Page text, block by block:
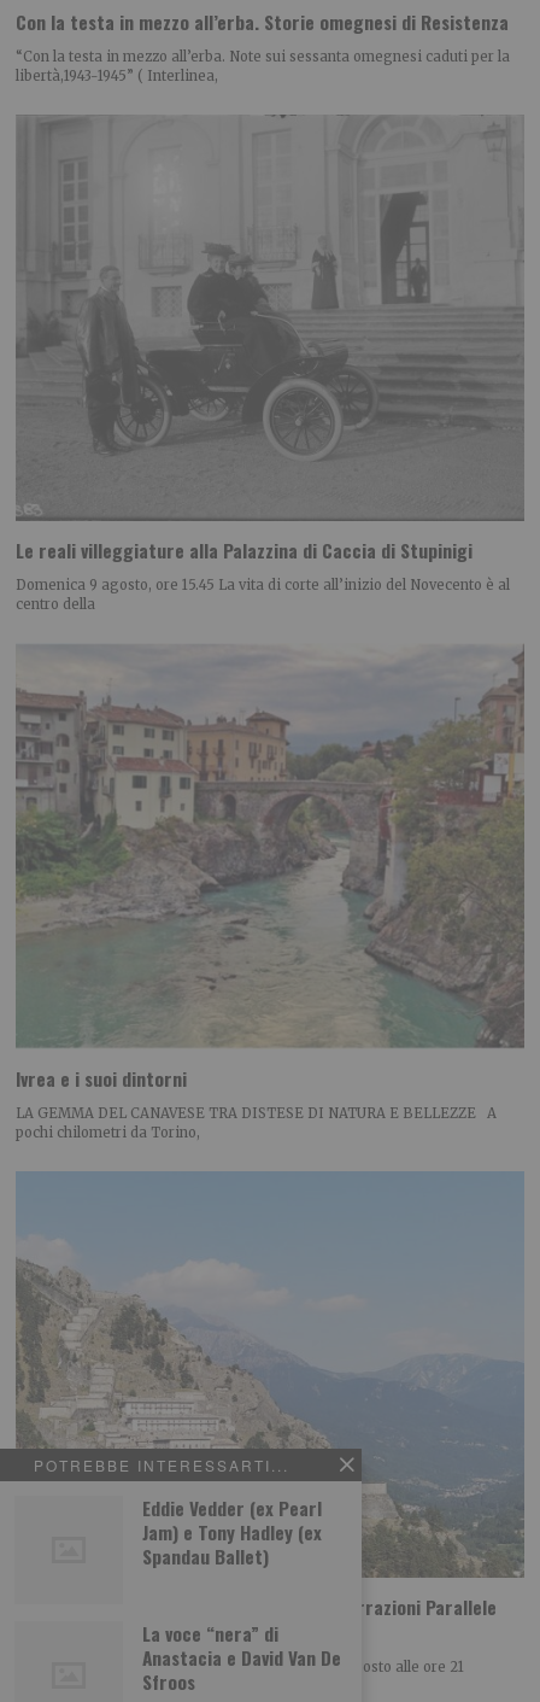
POTREBBE INTERESSARTI...
Eddie Vedder (ex Pearl
Jam) e Tony Hadley (ex
Spandau Ballet)
La voce “nera” di
Anastacia e David Van De
Sfroos
Con la testa in mezzo all’erba. Storie omegnesi di Resistenza
“Con la testa in mezzo all’erba. Note sui sessanta omegnesi caduti per la
libertà,1943-1945” ( Interlinea,
Le reali villeggiature alla Palazzina di Caccia di Stupinigi
Domenica 9 agosto, ore 15.45 La vita di corte all’inizio del Novecento è al
centro della
Ivrea e i suoi dintorni
LA GEMMA DEL CANAVESE TRA DISTESE DI NATURA E BELLEZZE A
pochi chilometri da Torino,
La Compagnia de Les Farfadais chiude ‘Narrazioni Parallele
Nella cornice del Forte di Fenestrelle dal 12 al 15 agosto alle ore 21
‘Narrazioni Parallele